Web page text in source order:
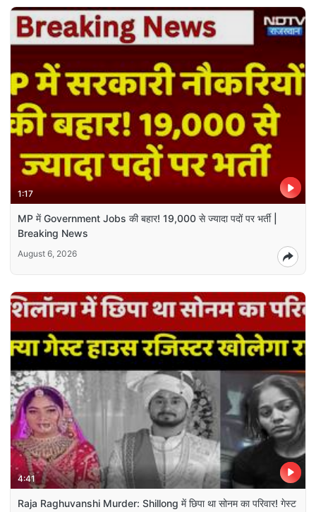
1:17
MP में Government Jobs की बहार! 19,000 से ज्यादा पदों पर भर्ती |
Breaking News
August 6, 2026
4:41
Raja Raghuvanshi Murder: Shillong में छिपा था सोनम का परिवार! गेस्ट